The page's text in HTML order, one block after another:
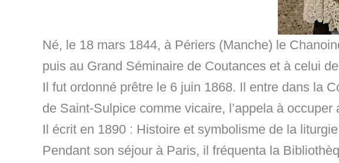
Né, le 18 mars 1844, à Périers (Manche) le
puis au Grand Séminaire de Coutances et à celui
Il fut ordonné prêtre le 6 juin 1868. Il entre dans la
de Saint-Sulpice comme vicaire, l’appela à
Il écrit en 1890 : Histoire et symbolisme de la
Pendant son séjour à Paris, il fréquenta la